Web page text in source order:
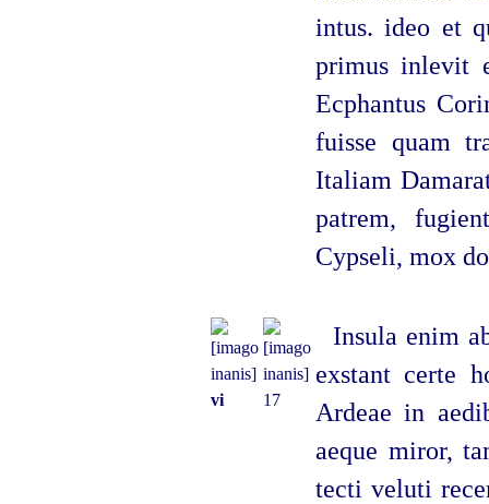
intus. ideo et
primus inlevit
Ecphantus
fuisse quam
Italiam
patrem,
Cypseli, mox
vi 17
Insula enim
exstant certe
Ardeae in
aeque miror,
tecti veluti